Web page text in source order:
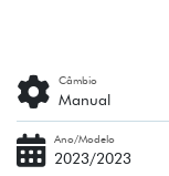
Câmbio
Manual
Ano/Modelo
2023/2023